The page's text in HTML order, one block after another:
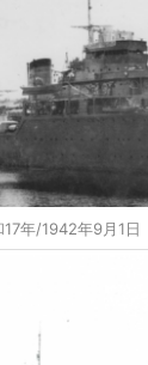
年/1942年9月1日